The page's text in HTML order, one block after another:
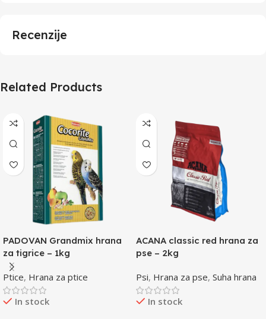
Recenzije
Related Products
PADOVAN Grandmix hrana
za tigrice – 1kg
Ptice, Hrana za ptice
In stock
ACANA classic red hrana za
pse – 2kg
Psi, Hrana za pse, Suha hrana
In stock